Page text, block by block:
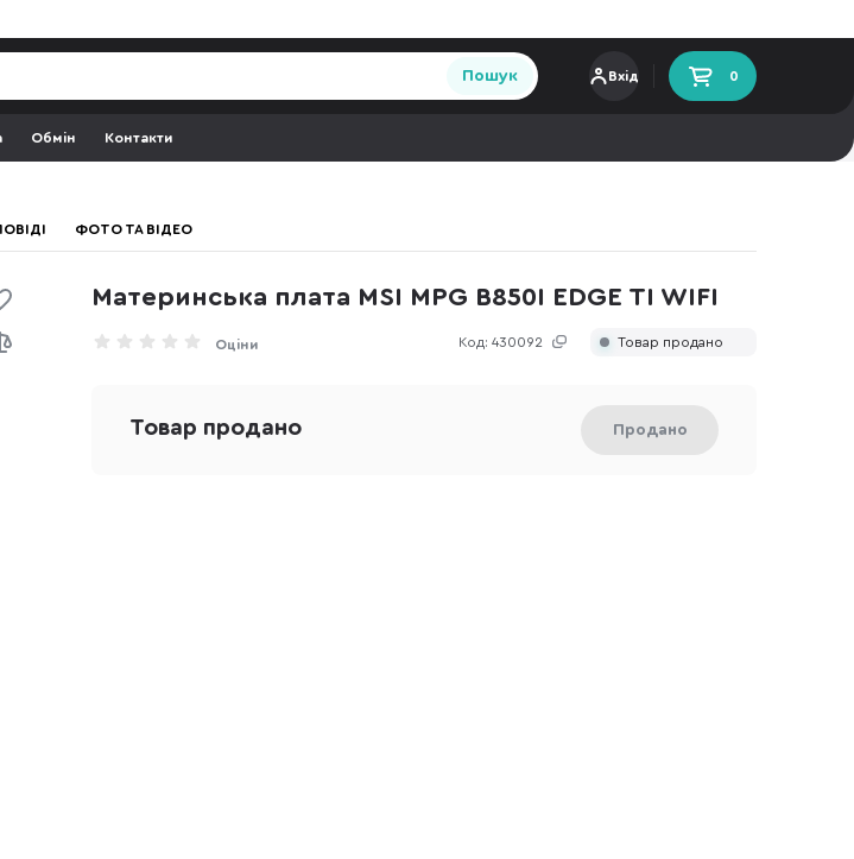
Пошук Вхід 0
Обмін Контакти
ФОТО ТА ВІДЕО
Материнська плата MSI MPG B850I EDGE TI WIFI
Код: 430092
Оціни Товар продано
Товар продано Продано